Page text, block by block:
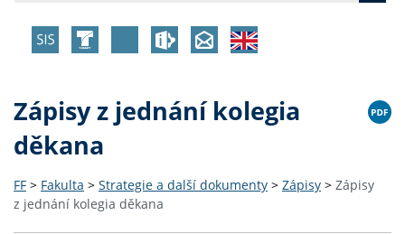
Zápisy z jednání kolegia
děkana
FF > Fakulta > Strategie a další dokumenty > Zápisy > Zápisy
z jednání kolegia děkana